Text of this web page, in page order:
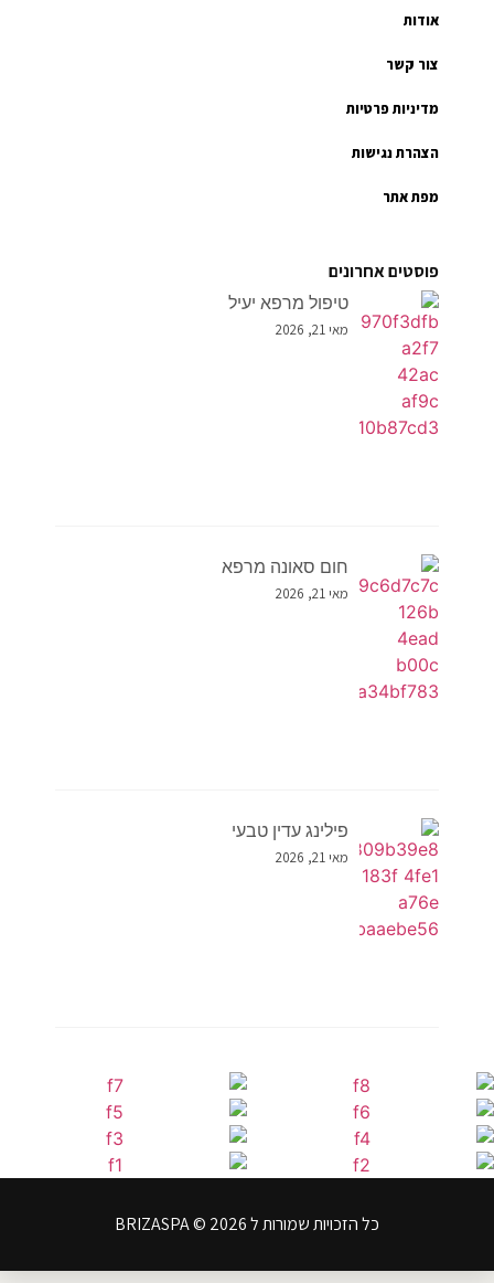
אודות
צור קשר
מדיניות פרטיות
הצהרת נגישות
מפת אתר
פוסטים אחרונים
טיפול מרפא יעיל
מאי 21, 2026
חום סאונה מרפא
מאי 21, 2026
פילינג עדין טבעי
מאי 21, 2026
כל הזכויות שמורות ל BRIZASPA © 2026